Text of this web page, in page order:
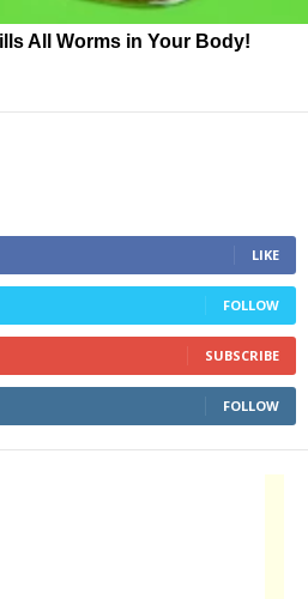
All Worms in Your Body!
LIKE
FOLLOW
SUBSCRIBE
FOLLOW